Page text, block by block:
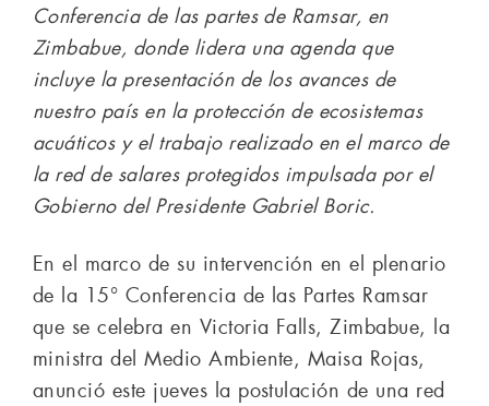
Conferencia de las partes de Ramsar, en
Zimbabue, donde lidera una agenda que
incluye la presentación de los avances de
nuestro país en la protección de ecosistemas
acuáticos y el trabajo realizado en el marco de
la red de salares protegidos impulsada por el
Gobierno del Presidente Gabriel Boric.
En el marco de su intervención en el plenario
de la 15° Conferencia de las Partes Ramsar
que se celebra en Victoria Falls, Zimbabue, la
ministra del Medio Ambiente, Maisa Rojas,
anunció este jueves la postulación de una red